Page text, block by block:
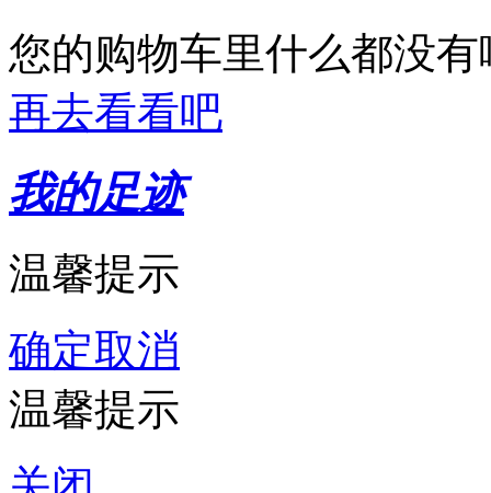
您的购物车里什么都没有
再去看看吧
我的足迹
温馨提示
确定取消
温馨提示